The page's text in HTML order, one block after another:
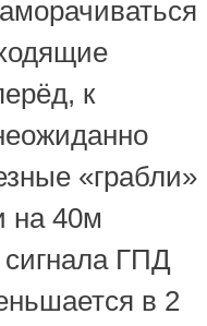
к
«грабли»
на 40м
ГПД
в 2